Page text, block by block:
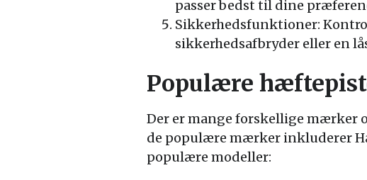
passer bedst til dine
Sikkerhedsfunktioner:
sikkerhedsafbryder eller en
Populære
Der er mange forskellige mærker
de populære mærker inkluderer
populære modeller: